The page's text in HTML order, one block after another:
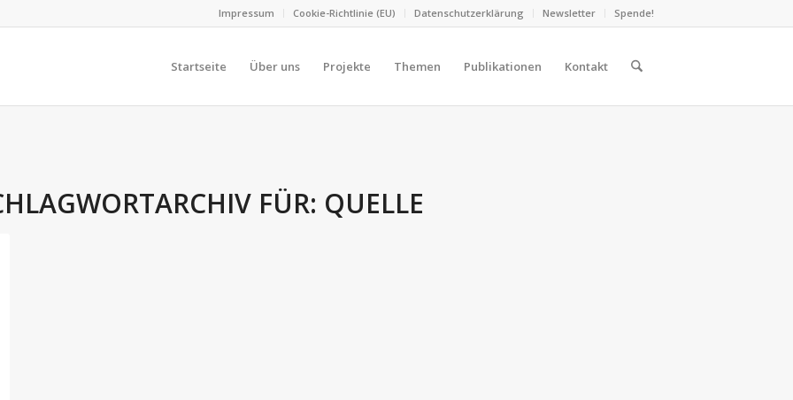
Impressum Cookie-Richtlinie (EU) Datenschutzerklärung Newsletter Spende!
Startseite Über uns Projekte Themen Publikationen Kontakt
FÜR: QUELLE